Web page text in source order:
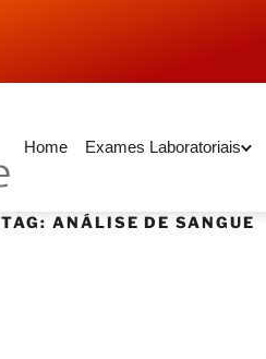
Home Exames Laboratoriais
TAG: ANÁLISE DE SANGUE